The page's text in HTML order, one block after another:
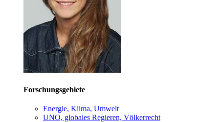
Forschungsgebiete
Energie, Klima, Umwelt
UNO, globales Regieren, Völkerrecht